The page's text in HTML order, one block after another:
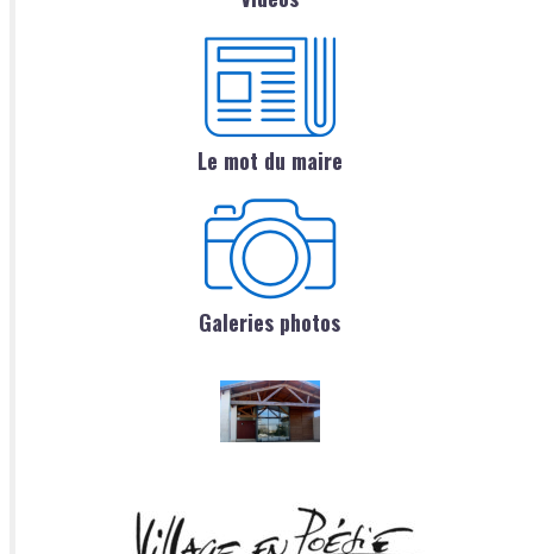
Le mot du maire
Galeries photos